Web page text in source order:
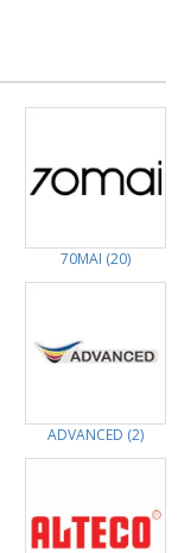
70MAI (20)
ADVANCED (2)